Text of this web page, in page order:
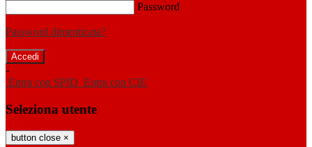
Password
Password dimenticata?
-
Entra con SPID Entra con CIE
Seleziona utente
button close ×